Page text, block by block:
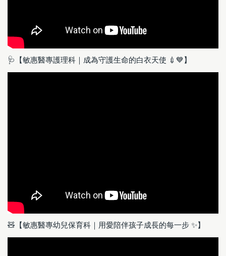
🩺【敏惠醫專護理科｜成為守護生命的白衣天使 💉💙】
🧸【敏惠醫專幼兒保育科｜用愛陪伴孩子成長的每一步 ✨】